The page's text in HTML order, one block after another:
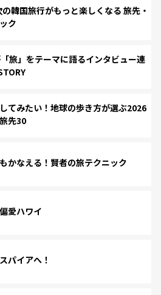
韓国旅行がもっと楽しくなる 旅先・
ク
旅」をテーマに語るインタビュー連
てみたい！地球の歩き方が選ぶ2026
先30
かなえる！賢者の旅テクニック
愛ハワイ
パイアへ！